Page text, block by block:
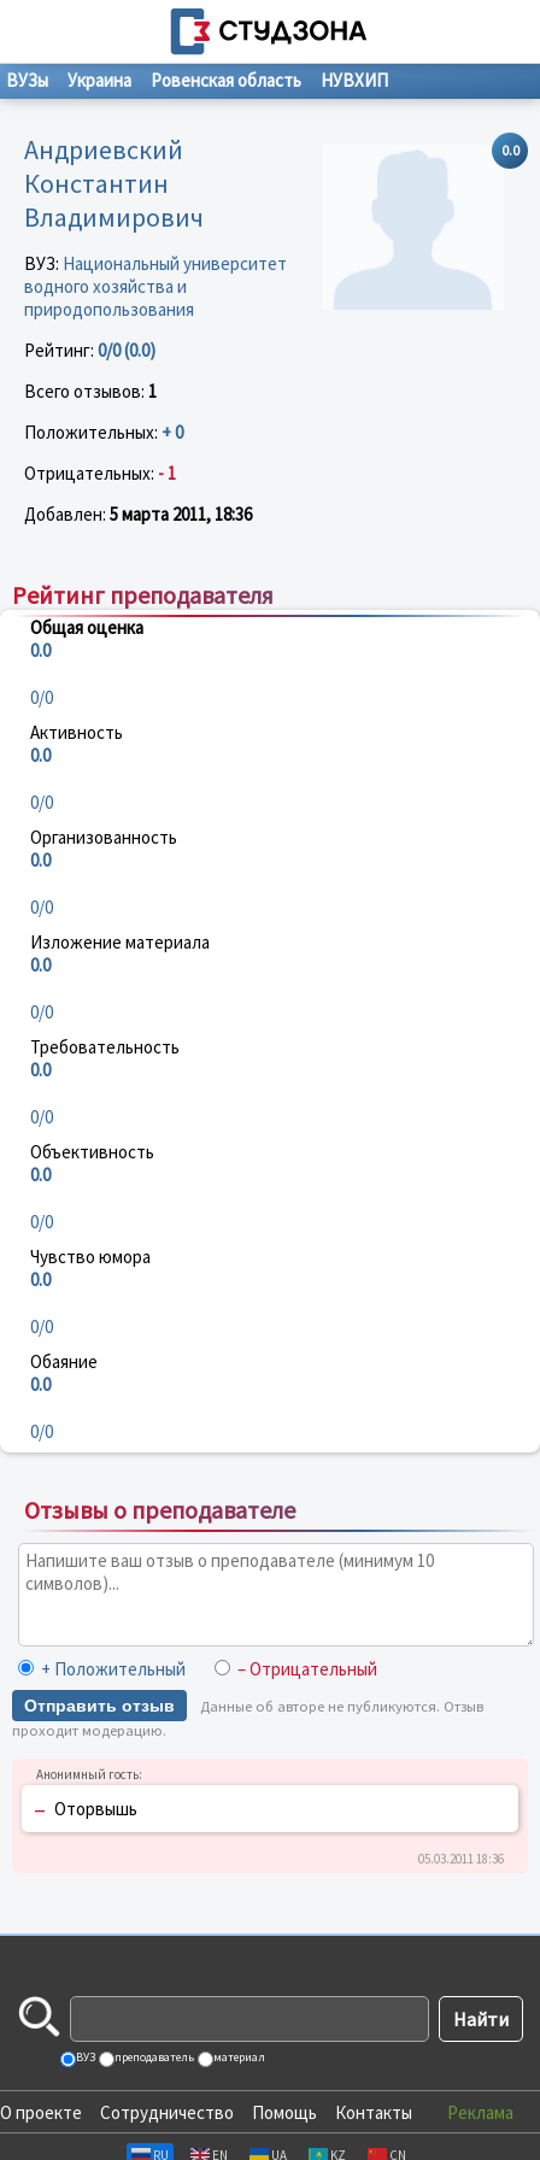
ВУЗы Украина Ровенская область НУВХИП
0.0
Андриевский
Константин
Владимирович
ВУЗ: Национальный университет
водного хозяйства и
природопользования
Рейтинг: 0/0 (0.0)
Всего отзывов: 1
Положительных: + 0
Отрицательных: - 1
Добавлен: 5 марта 2011, 18:36
Рейтинг преподавателя
Общая оценка
0.0
0/0
Активность
0.0
0/0
Организованность
0.0
0/0
Изложение материала
0.0
0/0
Требовательность
0.0
0/0
Объективность
0.0
0/0
Чувство юмора
0.0
0/0
Обаяние
0.0
0/0
Отзывы о преподавателе
+ Положительный – Отрицательный
Отправить отзыв
Данные об авторе не публикуются. Отзыв
проходит модерацию.
– Оторвышь
05.03.2011 18:36
ВУЗ преподаватель материал
О проекте Сотрудничество Помощь Контакты Реклама
RU EN UA KZ CN